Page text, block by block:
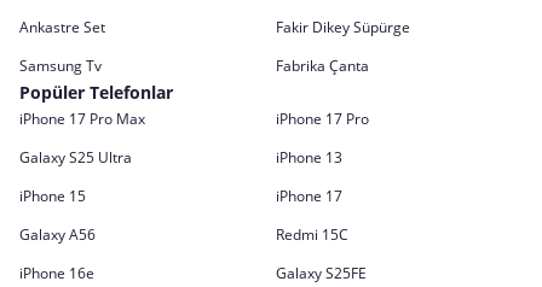
Ankastre Set
Fakir Dikey Süpürge
Samsung Tv
Fabrika Çanta
Popüler Telefonlar
iPhone 17 Pro Max
iPhone 17 Pro
Galaxy S25 Ultra
iPhone 13
iPhone 15
iPhone 17
Galaxy A56
Redmi 15C
iPhone 16e
Galaxy S25FE